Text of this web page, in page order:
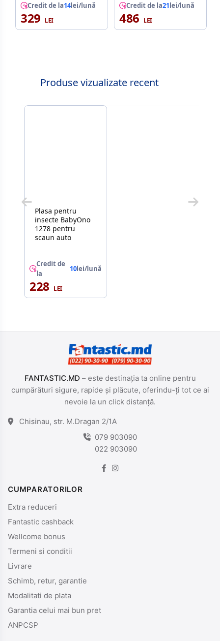
Credit de la14lei/lună
329
Credit de la21lei/lună
486
Produse vizualizate recent
Plasa pentru
insecte BabyOno
1278 pentru
scaun auto
Credit de
la
10lei/lună
228
FANTASTIC.MD – este destinația ta online pentru
cumpărături sigure, rapide și plăcute, oferindu-ți tot ce ai
nevoie la un click distanță.
Chisinau, str. M.Dragan 2/1A
079 903090
022 903090
CUMPARATORILOR
Extra reduceri
Fantastic cashback
Wellcome bonus
Termeni si conditii
Livrare
Schimb, retur, garantie
Modalitati de plata
Garantia celui mai bun pret
ANPCSP